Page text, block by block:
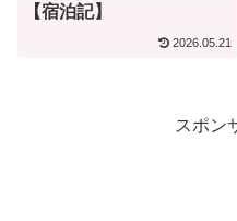
【宿泊記】
2026.05.21
スポン